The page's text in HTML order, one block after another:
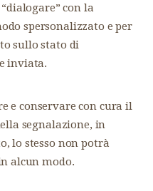
con la
spersonalizzato e per
sullo stato di
inviata.
e conservare con cura il
segnalazione, in
lo stesso non potrà
alcun modo.